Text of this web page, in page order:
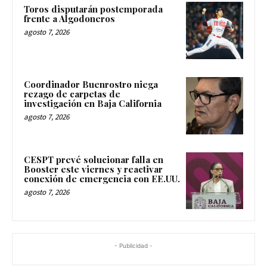
Toros disputarán postemporada
frente a Algodoneros
agosto 7, 2026
Coordinador Buenrostro niega
rezago de carpetas de
investigación en Baja California
agosto 7, 2026
CESPT prevé solucionar falla en
Booster este viernes y reactivar
conexión de emergencia con EE.UU.
agosto 7, 2026
- Publicidad -